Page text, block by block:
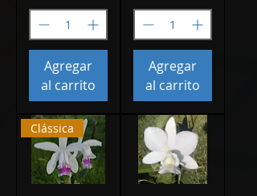
Agregar
al carrito
Agregar
al carrito
Clássica